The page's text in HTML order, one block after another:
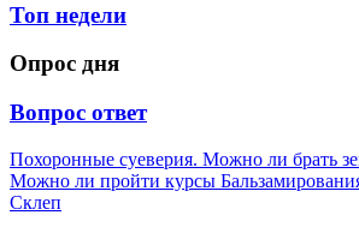
Топ недели
Опрос дня
Вопрос ответ
Похоронные суеверия. Можно ли брать
Можно ли пройти курсы
Склеп